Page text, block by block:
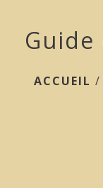
Guide
ACCUEIL /